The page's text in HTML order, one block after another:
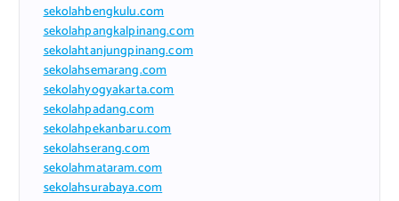
sekolahbengkulu.com
sekolahpangkalpinang.com
sekolahtanjungpinang.com
sekolahsemarang.com
sekolahyogyakarta.com
sekolahpadang.com
sekolahpekanbaru.com
sekolahserang.com
sekolahmataram.com
sekolahsurabaya.com